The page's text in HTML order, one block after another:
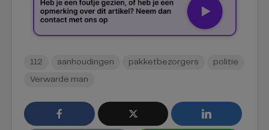
112 aanhoudingen pakketbezorgers politie
Verwarde man